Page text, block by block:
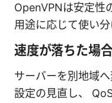
OpenVPNは安定性
用途に応じて使い分
速度が落ちた場
サーバーを別地域
設定の見直し、